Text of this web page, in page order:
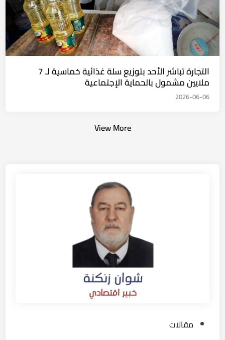
التجارة تباشر الأحد بتوزيع سلة غذائية خماسية لـ 7
ملايين مشمول بالحماية الإجتماعية
2026-06-06
View More
مقالات